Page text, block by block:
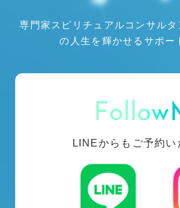
専門家スピリチュアルコンサルタ
の人生を輝かせるサポー
LINEからもご予約い